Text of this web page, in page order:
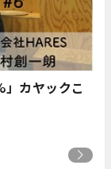
」カヤックこ